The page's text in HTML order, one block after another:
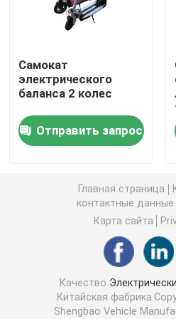
Скутер педали
Скутер дам электрический
Долгосрочный
Взрослый электрический
Складывая
Самокат
электрического
баланса 2 колес
Отправить запрос
Главная страница
контактные данные
Карта сайта
Качество
Китайская
Shengbao Vehicle